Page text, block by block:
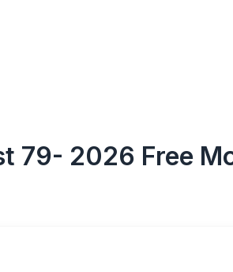
79- 2026 Free